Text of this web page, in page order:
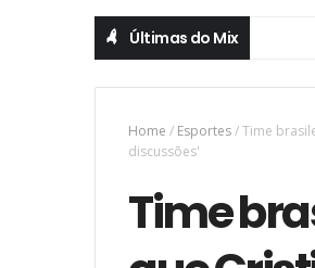
Últimas do Mix
Home / Esportes/Time
discussões'
Time